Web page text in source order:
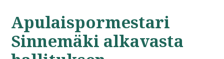
Apulaispormestari
Sinnemäki alkavasta